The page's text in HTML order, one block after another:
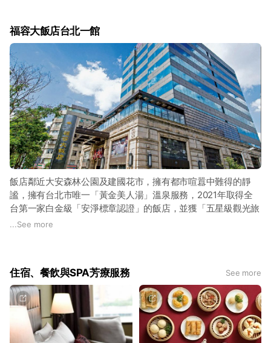
福容大飯店台北一館
飯店鄰近大安森林公園及建國花市，擁有都市喧囂中難得的靜
謐，擁有台北市唯一「黃金美人湯」溫泉服務，2021年取得全
台第一家白金級「安淨標章認證」的飯店，並獲「五星級觀光旅
館」與「銀級環保標章認證」肯定。
...See more
住宿、餐飲與SPA芳療服務 See more